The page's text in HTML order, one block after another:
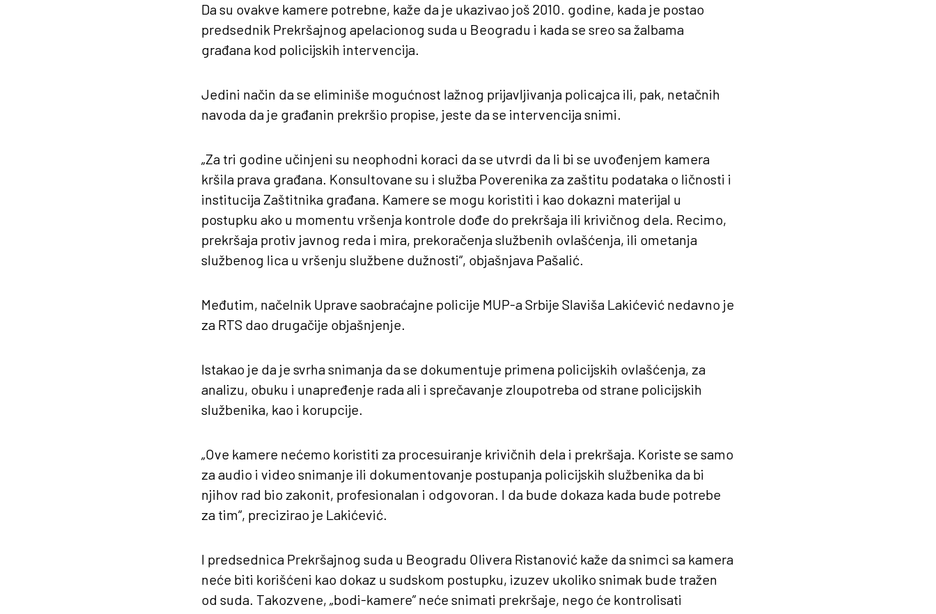
Da su ovakve kamere potrebne, kaže da je ukazivao još 2010. godine, kada je postao
predsednik Prekršajnog apelacionog suda u Beogradu i kada se sreo sa žalbama
građana kod policijskih intervencija.
Jedini način da se eliminiše mogućnost lažnog prijavljivanja policajca ili, pak, netačnih
navoda da je građanin prekršio propise, jeste da se intervencija snimi.
„Za tri godine učinjeni su neophodni koraci da se utvrdi da li bi se uvođenjem kamera
kršila prava građana. Konsultovane su i služba Poverenika za zaštitu podataka o ličnosti i
institucija Zaštitnika građana. Kamere se mogu koristiti i kao dokazni materijal u
postupku ako u momentu vršenja kontrole dođe do prekršaja ili krivičnog dela. Recimo,
prekršaja protiv javnog reda i mira, prekoračenja službenih ovlašćenja, ili ometanja
službenog lica u vršenju službene dužnosti“, objašnjava Pašalić.
Međutim, načelnik Uprave saobraćajne policije MUP-a Srbije Slaviša Lakićević nedavno je
za RTS dao drugačije objašnjenje.
Istakao je da je svrha snimanja da se dokumentuje primena policijskih ovlašćenja, za
analizu, obuku i unapređenje rada ali i sprečavanje zloupotreba od strane policijskih
službenika, kao i korupcije.
„Ove kamere nećemo koristiti za procesuiranje krivičnih dela i prekršaja. Koriste se samo
za audio i video snimanje ili dokumentovanje postupanja policijskih službenika da bi
njihov rad bio zakonit, profesionalan i odgovoran. I da bude dokaza kada bude potrebe
za tim“, precizirao je Lakićević.
I predsednica Prekršajnog suda u Beogradu Olivera Ristanović kaže da snimci sa kamera
neće biti korišćeni kao dokaz u sudskom postupku, izuzev ukoliko snimak bude tražen
od suda. Takozvene, „bodi-kamere” neće snimati prekršaje, nego će kontrolisati